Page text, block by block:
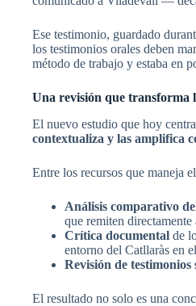
Ese testimonio, guardado
los testimonios orales deben
método de trabajo y estaba en
Una revisión que transforma
El nuevo estudio que hoy
contextualiza y las amplifica
Entre los recursos que maneja
Análisis comparativo
que remiten
Crítica documental de
entorno del Catllaràs en
Revisión de testimonios
El resultado no solo es una